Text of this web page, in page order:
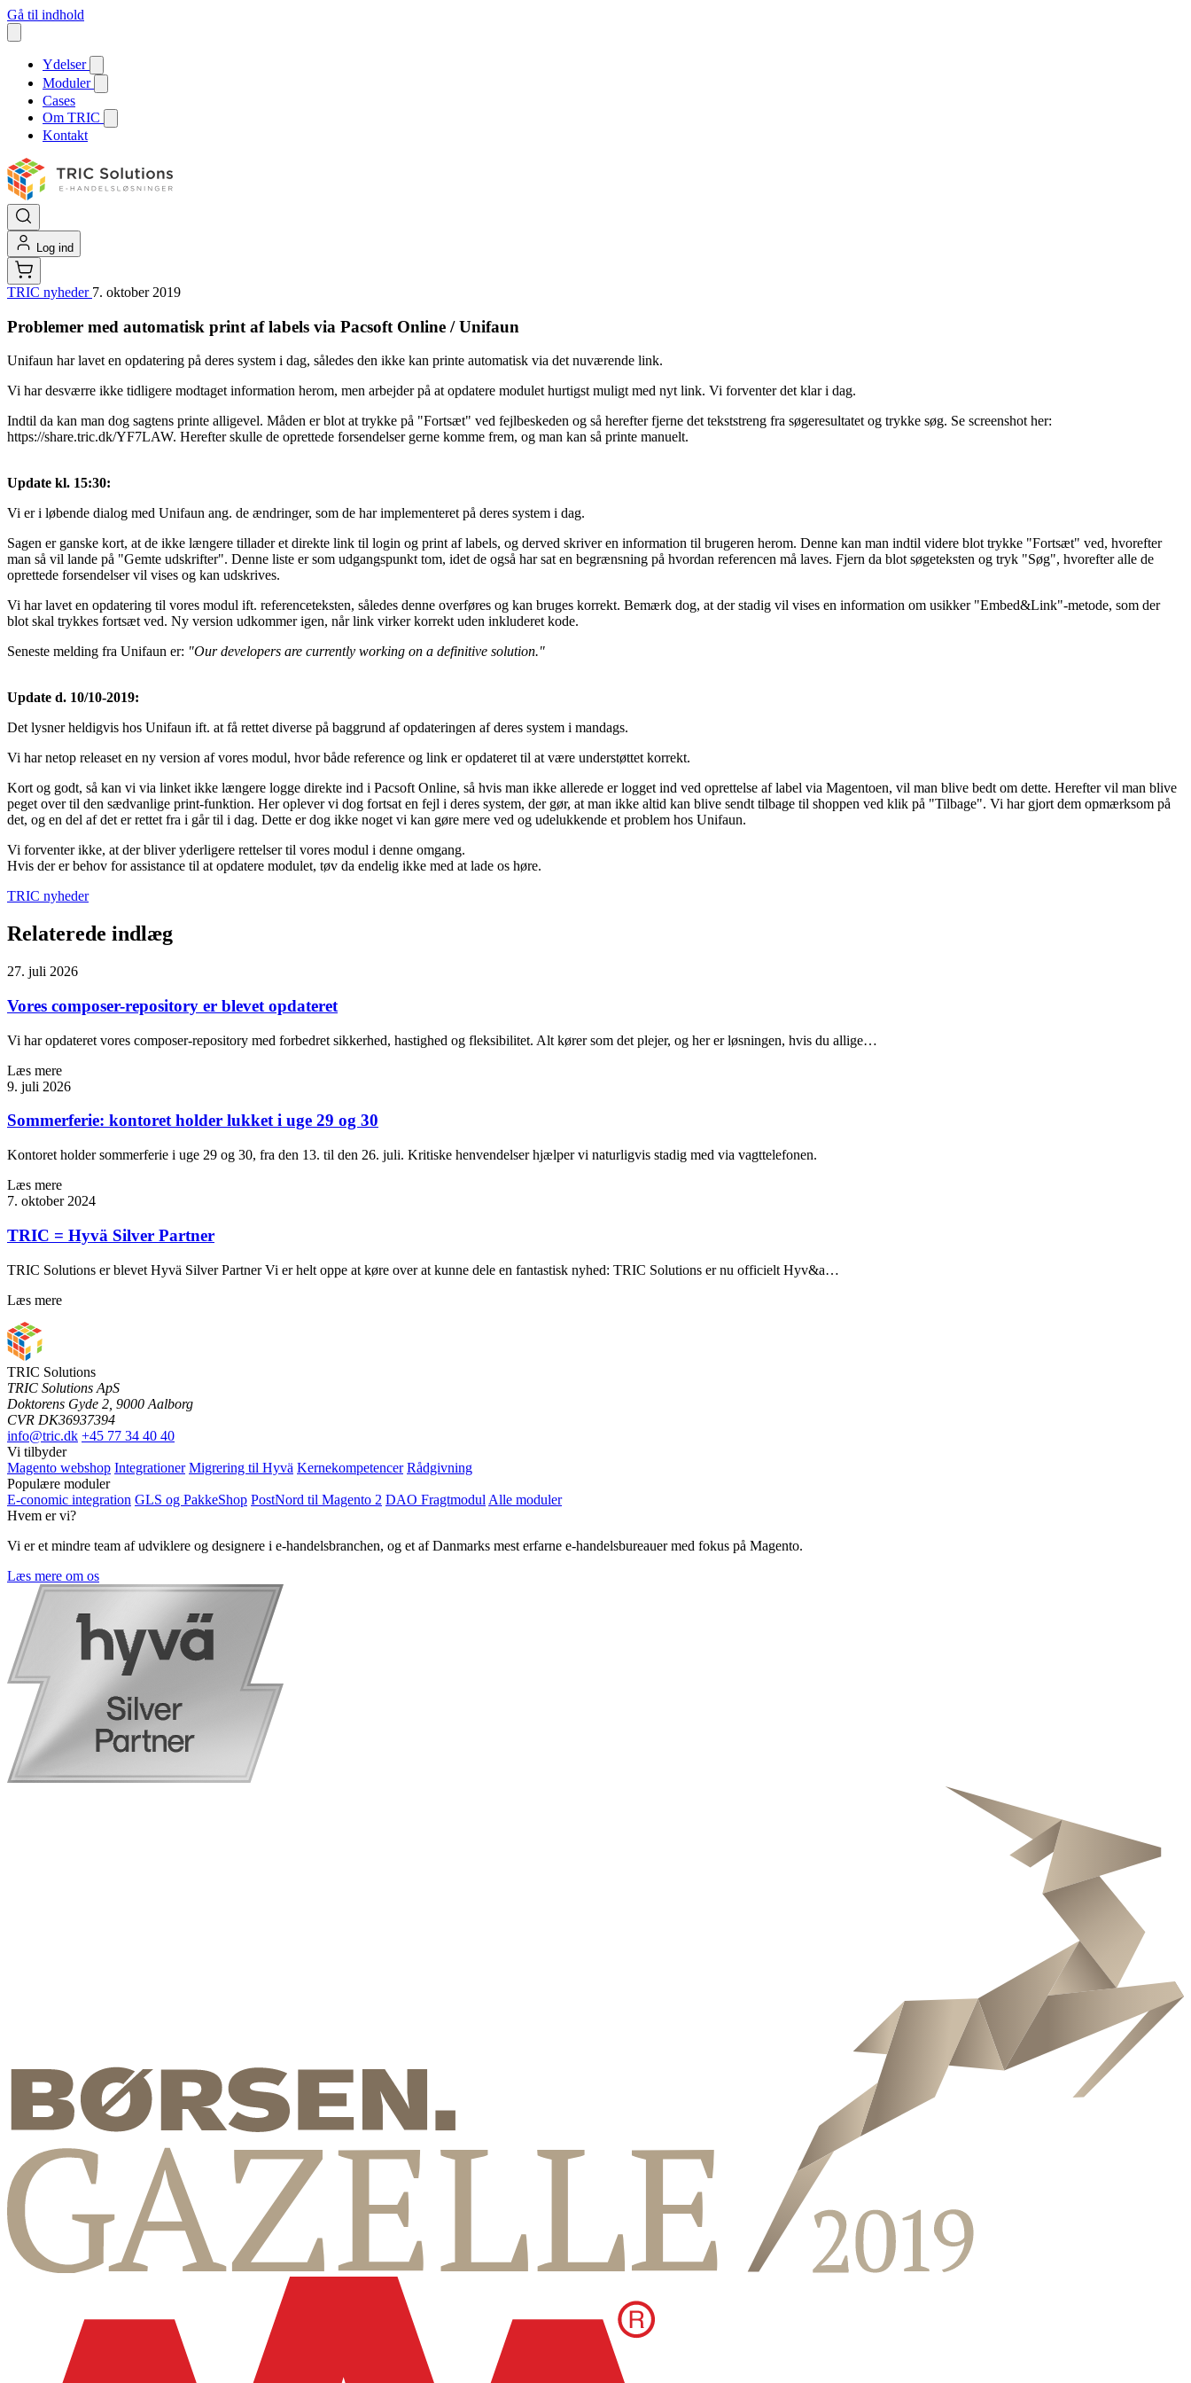
Gå til indhold
Ydelser
Moduler
Cases
Om TRIC
Kontakt
Log ind
TRIC nyheder 7. oktober 2019
Problemer med automatisk print af labels via Pacsoft Online / Unifaun
Unifaun har lavet en opdatering på deres system i dag, således den ikke kan printe automatisk via det nuværende link.
Vi har desværre ikke tidligere modtaget information herom, men arbejder på at opdatere modulet hurtigst muligt med nyt link. Vi forventer det klar i dag.
Indtil da kan man dog sagtens printe alligevel. Måden er blot at trykke på "Fortsæt" ved fejlbeskeden og så herefter fjerne det tekststreng fra søgeresultatet og trykke søg. Se screenshot her:
https://share.tric.dk/YF7LAW. Herefter skulle de oprettede forsendelser gerne komme frem, og man kan så printe manuelt.
Update kl. 15:30:
Vi er i løbende dialog med Unifaun ang. de ændringer, som de har implementeret på deres system i dag.
Sagen er ganske kort, at de ikke længere tillader et direkte link til login og print af labels, og derved skriver en information til brugeren herom. Denne kan man indtil videre blot trykke "Fortsæt" ved, hvorefter
man så vil lande på "Gemte udskrifter". Denne liste er som udgangspunkt tom, idet de også har sat en begrænsning på hvordan referencen må laves. Fjern da blot søgeteksten og tryk "Søg", hvorefter alle de
oprettede forsendelser vil vises og kan udskrives.
Vi har lavet en opdatering til vores modul ift. referenceteksten, således denne overføres og kan bruges korrekt. Bemærk dog, at der stadig vil vises en information om usikker "Embed&Link"-metode, som der
blot skal trykkes fortsæt ved. Ny version udkommer igen, når link virker korrekt uden inkluderet kode.
Seneste melding fra Unifaun er: "Our developers are currently working on a definitive solution."
Update d. 10/10-2019:
Det lysner heldigvis hos Unifaun ift. at få rettet diverse på baggrund af opdateringen af deres system i mandags.
Vi har netop releaset en ny version af vores modul, hvor både reference og link er opdateret til at være understøttet korrekt.
Kort og godt, så kan vi via linket ikke længere logge direkte ind i Pacsoft Online, så hvis man ikke allerede er logget ind ved oprettelse af label via Magentoen, vil man blive bedt om dette. Herefter vil man blive
peget over til den sædvanlige print-funktion. Her oplever vi dog fortsat en fejl i deres system, der gør, at man ikke altid kan blive sendt tilbage til shoppen ved klik på "Tilbage". Vi har gjort dem opmærksom på
det, og en del af det er rettet fra i går til i dag. Dette er dog ikke noget vi kan gøre mere ved og udelukkende et problem hos Unifaun.
Vi forventer ikke, at der bliver yderligere rettelser til vores modul i denne omgang.
Hvis der er behov for assistance til at opdatere modulet, tøv da endelig ikke med at lade os høre.
TRIC nyheder
Relaterede indlæg
27. juli 2026
Vores composer-repository er blevet opdateret
Vi har opdateret vores composer-repository med forbedret sikkerhed, hastighed og fleksibilitet. Alt kører som det plejer, og her er løsningen, hvis du allige…
Læs mere
9. juli 2026
Sommerferie: kontoret holder lukket i uge 29 og 30
Kontoret holder sommerferie i uge 29 og 30, fra den 13. til den 26. juli. Kritiske henvendelser hjælper vi naturligvis stadig med via vagttelefonen.
Læs mere
7. oktober 2024
TRIC = Hyvä Silver Partner
TRIC Solutions er blevet Hyvä Silver Partner Vi er helt oppe at køre over at kunne dele en fantastisk nyhed: TRIC Solutions er nu officielt Hyv&a…
Læs mere
TRIC Solutions
TRIC Solutions ApS
Doktorens Gyde 2, 9000 Aalborg
CVR DK36937394
info@tric.dk +45 77 34 40 40
Vi tilbyder
Magento webshop Integrationer Migrering til Hyvä Kernekompetencer Rådgivning
Populære moduler
E-conomic integration GLS og PakkeShop PostNord til Magento 2 DAO Fragtmodul Alle moduler
Hvem er vi?
Vi er et mindre team af udviklere og designere i e-handelsbranchen, og et af Danmarks mest erfarne e-handelsbureauer med fokus på Magento.
Læs mere om os